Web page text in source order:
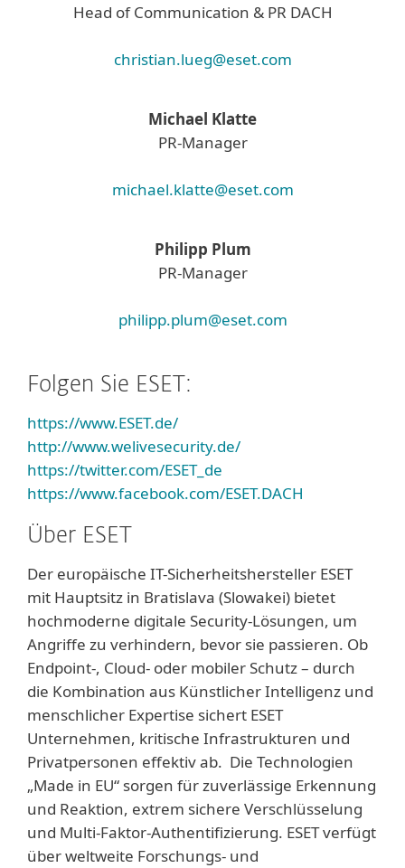
Head of Communication & PR DACH
christian.lueg@eset.com
Michael Klatte
PR-Manager
michael.klatte@eset.com
Philipp Plum
PR-Manager
philipp.plum@eset.com
Folgen Sie ESET:
https://www.ESET.de/
http://www.welivesecurity.de/
https://twitter.com/ESET_de
https://www.facebook.com/ESET.DACH
Über ESET
Der europäische IT-Sicherheitshersteller ESET
mit Hauptsitz in Bratislava (Slowakei) bietet
hochmoderne digitale Security-Lösungen, um
Angriffe zu verhindern, bevor sie passieren. Ob
Endpoint-, Cloud- oder mobiler Schutz – durch
die Kombination aus Künstlicher Intelligenz und
menschlicher Expertise sichert ESET
Unternehmen, kritische Infrastrukturen und
Privatpersonen effektiv ab. Die Technologien
„Made in EU“ sorgen für zuverlässige Erkennung
und Reaktion, extrem sichere Verschlüsselung
und Multi-Faktor-Authentifizierung. ESET verfügt
über weltweite Forschungs- und